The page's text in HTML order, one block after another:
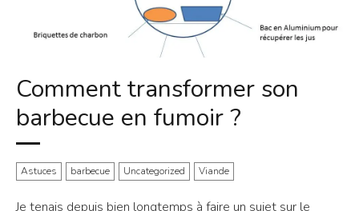
Comment transformer son
barbecue en fumoir ?
Astuces barbecue Uncategorized Viande
Je tenais depuis bien longtemps à faire un sujet sur le